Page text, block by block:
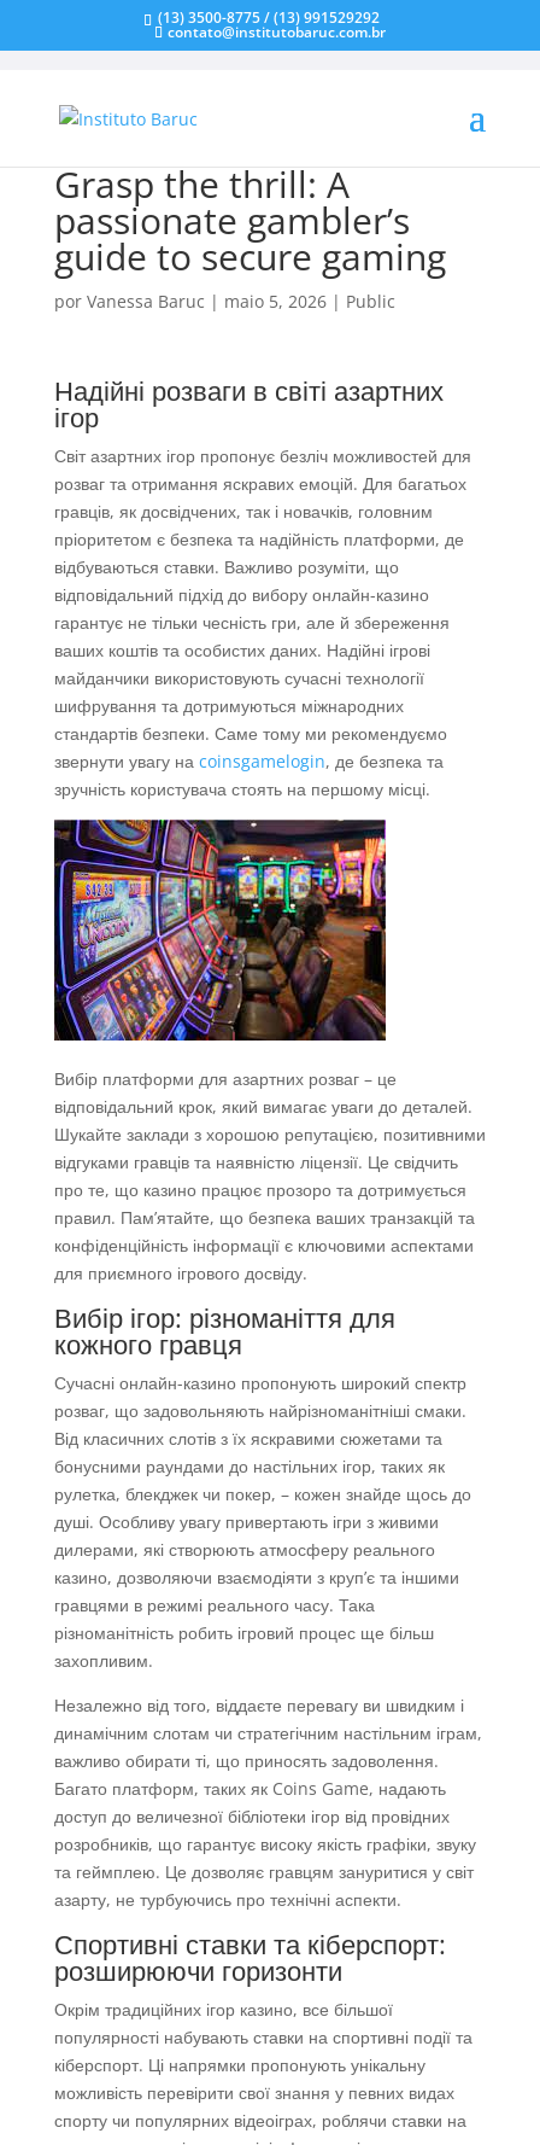
(13) 3500-8775 / (13) 991529292
contato@institutobaruc.com.br
Grasp the thrill: A
passionate gambler’s
guide to secure gaming
por Vanessa Baruc | maio 5, 2026| Public
Надійні розваги в світі азартних
ігор
Світ азартних ігор пропонує безліч можливостей для
розваг та отримання яскравих емоцій. Для багатьох
гравців, як досвідчених, так і новачків, головним
пріоритетом є безпека та надійність платформи, де
відбуваються ставки. Важливо розуміти, що
відповідальний підхід до вибору онлайн-казино
гарантує не тільки чесність гри, але й збереження
ваших коштів та особистих даних. Надійні ігрові
майданчики використовують сучасні технології
шифрування та дотримуються міжнародних
стандартів безпеки. Саме тому ми рекомендуємо
звернути увагу на coinsgamelogin, де безпека та
зручність користувача стоять на першому місці.
Вибір платформи для азартних розваг – це
відповідальний крок, який вимагає уваги до деталей.
Шукайте заклади з хорошою репутацією, позитивними
відгуками гравців та наявністю ліцензії. Це свідчить
про те, що казино працює прозоро та дотримується
правил. Пам’ятайте, що безпека ваших транзакцій та
конфіденційність інформації є ключовими аспектами
для приємного ігрового досвіду.
Вибір ігор: різноманіття для
кожного гравця
Сучасні онлайн-казино пропонують широкий спектр
розваг, що задовольняють найрізноманітніші смаки.
Від класичних слотів з їх яскравими сюжетами та
бонусними раундами до настільних ігор, таких як
рулетка, блекджек чи покер, – кожен знайде щось до
душі. Особливу увагу привертають ігри з живими
дилерами, які створюють атмосферу реального
казино, дозволяючи взаємодіяти з круп’є та іншими
гравцями в режимі реального часу. Така
різноманітність робить ігровий процес ще більш
захопливим.
Незалежно від того, віддаєте перевагу ви швидким і
динамічним слотам чи стратегічним настільним іграм,
важливо обирати ті, що приносять задоволення.
Багато платформ, таких як Coins Game, надають
доступ до величезної бібліотеки ігор від провідних
розробників, що гарантує високу якість графіки, звуку
та геймплею. Це дозволяє гравцям зануритися у світ
азарту, не турбуючись про технічні аспекти.
Спортивні ставки та кіберспорт:
розширюючи горизонти
Окрім традиційних ігор казино, все більшої
популярності набувають ставки на спортивні події та
кіберспорт. Ці напрямки пропонують унікальну
можливість перевірити свої знання у певних видах
спорту чи популярних відеоіграх, роблячи ставки на